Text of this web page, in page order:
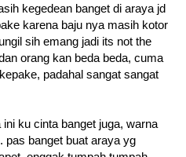
kegedean banget di araya jd
karena baju nya masih kotor
sih emang jadi its not the
orang kan beda beda, cuma
padahal sangat sangat
ku cinta banget juga, warna
pas banget buat araya yg